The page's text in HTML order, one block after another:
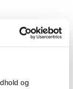
og